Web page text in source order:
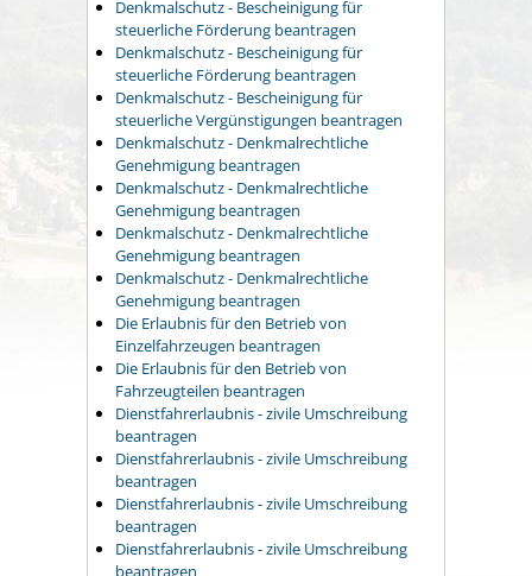
Denkmalschutz - Bescheinigung für
steuerliche Förderung beantragen
Denkmalschutz - Bescheinigung für
steuerliche Förderung beantragen
Denkmalschutz - Bescheinigung für
steuerliche Vergünstigungen beantragen
Denkmalschutz - Denkmalrechtliche
Genehmigung beantragen
Denkmalschutz - Denkmalrechtliche
Genehmigung beantragen
Denkmalschutz - Denkmalrechtliche
Genehmigung beantragen
Denkmalschutz - Denkmalrechtliche
Genehmigung beantragen
Die Erlaubnis für den Betrieb von
Einzelfahrzeugen beantragen
Die Erlaubnis für den Betrieb von
Fahrzeugteilen beantragen
Dienstfahrerlaubnis - zivile Umschreibung
beantragen
Dienstfahrerlaubnis - zivile Umschreibung
beantragen
Dienstfahrerlaubnis - zivile Umschreibung
beantragen
Dienstfahrerlaubnis - zivile Umschreibung
beantragen